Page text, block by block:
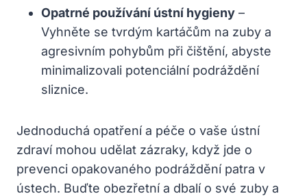
Opatrné používání ústní hygieny –
Vyhněte se tvrdým kartáčům na zuby a
agresivním pohybům při čištění, abyste
minimalizovali potenciální podráždění
sliznice.
Jednoduchá opatření a péče o vaše ústní
zdraví mohou udělat zázraky, když jde o
prevenci opakovaného podráždění patra v
ústech. Buďte obezřetní a dbalí o své zuby a